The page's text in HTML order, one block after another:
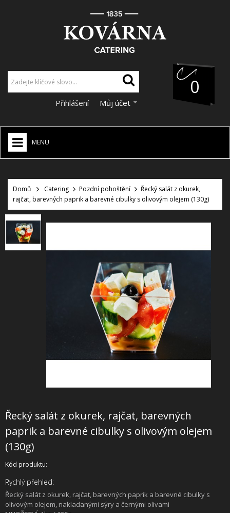
0
Přihlášení Můj účet
MENU
CATERING
+
VÝZDOBA A DEKORACE
SLUŽBY
PRONÁJEM
OBCHODNÍ PODMÍNKY
Domů Catering Pozdní pohoštění
Řecký salát z okurek,
rajčat, barevných paprik a barevné cibulky s olivovým olejem (130g)
Řecký salát z okurek, rajčat, barevných
paprik a barevné cibulky s olivovým olejem
(130g)
Kód produktu:
Rychlý přehled:
Řecký salát z okurek, rajčat, barevných paprik a barevné cibulky s
olivovým olejem, nakladanými sýry a černými olivami